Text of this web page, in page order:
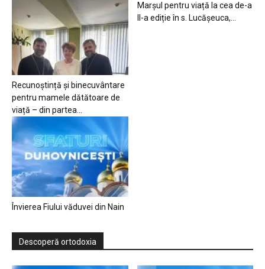
Recunoștință și binecuvântare
pentru mamele dătătoare de
viață – din partea...
Marșul pentru viață la cea de-a
II-a ediție în s. Lucășeuca,...
Învierea Fiului văduvei din Nain
Descoperă ortodoxia